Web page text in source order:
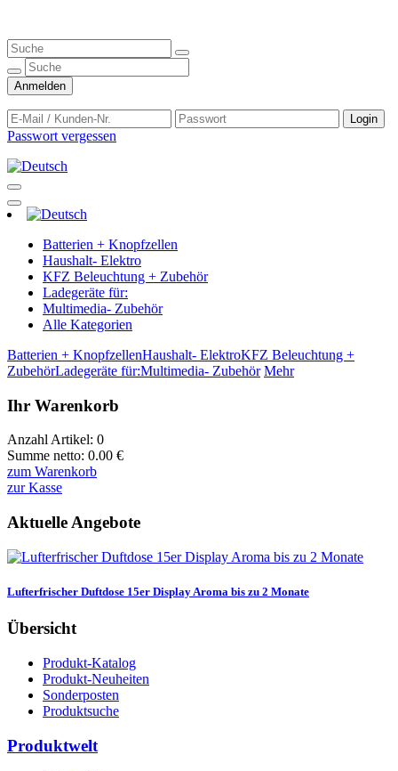
Anmelden
Login
Passwort vergessen
Batterien + Knopfzellen
Haushalt- Elektro
KFZ Beleuchtung + Zubehör
Ladegeräte für:
Multimedia- Zubehör
Alle Kategorien
Batterien + KnopfzellenHaushalt- ElektroKFZ Beleuchtung +
ZubehörLadegeräte für:Multimedia- Zubehör Mehr
Ihr Warenkorb
Anzahl Artikel: 0
Summe netto: 0.00 €
zum Warenkorb
zur Kasse
Aktuelle Angebote
Lufterfrischer Duftdose 15er Display Aroma bis zu 2 Monate
Übersicht
Produkt-Katalog
Produkt-Neuheiten
Sonderposten
Produktsuche
Produktwelt